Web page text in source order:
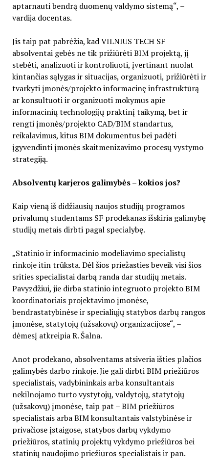
aptarnauti bendrą duomenų valdymo sistemą“, –
vardija docentas.
Jis taip pat pabrėžia, kad VILNIUS TECH SF
absolventai gebės ne tik prižiūrėti BIM projektą, jį
stebėti, analizuoti ir kontroliuoti, įvertinant nuolat
kintančias sąlygas ir situacijas, organizuoti, prižiūrėti ir
tvarkyti įmonės/projekto informacinę infrastruktūrą
ar konsultuoti ir organizuoti mokymus apie
informacinių technologijų praktinį taikymą, bet ir
rengti įmonės/projekto CAD/BIM standartus,
reikalavimus, kitus BIM dokumentus bei padėti
įgyvendinti įmonės skaitmenizavimo procesų vystymo
strategiją.
Absolventų karjeros galimybės – kokios jos?
Kaip vieną iš didžiausių naujos studijų programos
privalumų studentams SF prodekanas išskiria galimybę
studijų metais dirbti pagal specialybę.
„Statinio ir informacinio modeliavimo specialistų
rinkoje itin trūksta. Dėl šios priežasties beveik visi šios
srities specialistai darbą randa dar studijų metais.
Pavyzdžiui, jie dirba statinio integruoto projekto BIM
koordinatoriais projektavimo įmonėse,
bendrastatybinėse ir specialiųjų statybos darbų rangos
įmonėse, statytojų (užsakovų) organizacijose“, –
dėmesį atkreipia R. Šalna.
Anot prodekano, absolventams atsiveria išties plačios
galimybės darbo rinkoje. Jie gali dirbti BIM priežiūros
specialistais, vadybininkais arba konsultantais
nekilnojamo turto vystytojų, valdytojų, statytojų
(užsakovų) įmonėse, taip pat – BIM priežiūros
specialistais arba BIM konsultantais valstybinėse ir
privačiose įstaigose, statybos darbų vykdymo
priežiūros, statinių projektų vykdymo priežiūros bei
statinių naudojimo priežiūros specialistais ir pan.